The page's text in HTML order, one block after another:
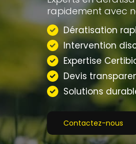
rapidement avec
Dératisation
Intervention
Expertise
Devis
Solutions
Contactez-nous